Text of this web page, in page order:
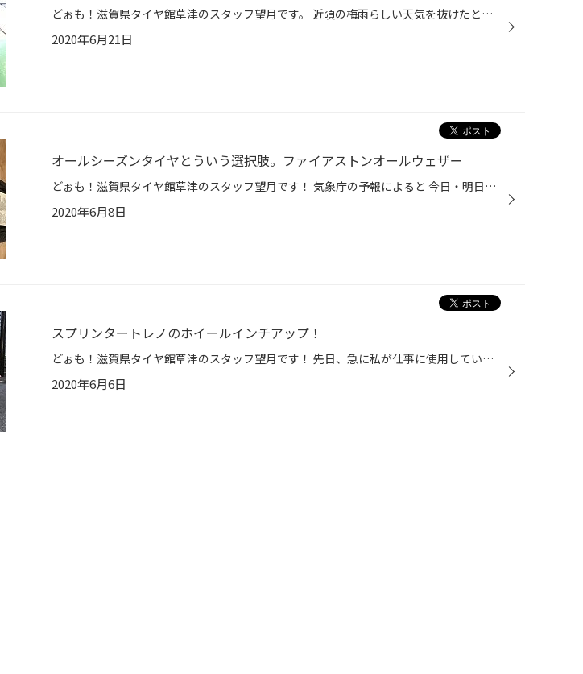
どぉも！滋賀県タイヤ館草津のスタッフ望月です。 近頃の梅雨らしい天気を抜けたと思ったら 今度は「暑さ」・・・ 今日は、これからの時期 お車を運転する際欠かせない「カーエアコン」関係の作業をご紹介致します！ お車は！ トヨタ「ルーミー」Ｍ900Ａ型 軽自動車並みに小回りが利き、車内が広く...
2020年6月21日
オールシーズンタイヤとういう選択肢。ファイアストンオールウェザー
どぉも！滋賀県タイヤ館草津のスタッフ望月です！ 気象庁の予報によると 今日・明日と最高気温が「31℃」！！ 強い日差しが苦手な私は気分↓↓ 禰豆子（ねずこ）ちゃんのように日光を克服したい（笑） 今日は最近需要が高まりつつある 「オールシーズンタイヤ」についてのご案内を致します。 「ファイ...
2020年6月8日
スプリンタートレノのホイールインチアップ！
どぉも！滋賀県タイヤ館草津のスタッフ望月です！ 先日、急に私が仕事に使用しているＰＣが調子を悪くし 起動不良に（汗） 色々試行錯誤し、結果グー〇ルクロムをアンインストールしたら復活。 再インストールするとまたバグります。 なんで？・・・ ＰＣにそれほど知識が無い私は 今回の症状を「新...
2020年6月6日